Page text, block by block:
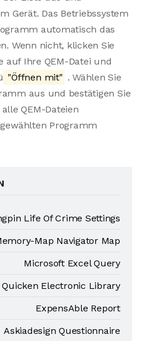
Gerät. Das Betriebssystem
automatisch das
Wenn nicht, klicken Sie
auf Ihre QEM-Datei und
"Öffnen mit" . Wählen Sie
aus und bestätigen Sie
QEM-Dateien
Programm
Life Of Crime Settings
Map Navigator Map
Microsoft Excel Query
Quicken Electronic Library
ExpensAble Report
Askiadesign Questionnaire